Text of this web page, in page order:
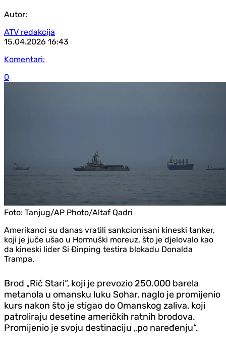
Autor:
ATV redakcija
15.04.2026 16:43
Komentari:
0
Foto: Tanjug/AP Photo/Altaf Qadri
Amerikanci su danas vratili sankcionisani kineski tanker,
koji je juče ušao u Hormuški moreuz, što je djelovalo kao
da kineski lider Si Đinping testira blokadu Donalda
Trampa.
Brod „Rič Stari“, koji je prevozio 250.000 barela
metanola u omansku luku Sohar, naglo je promijenio
kurs nakon što je stigao do Omanskog zaliva, koji
patroliraju desetine američkih ratnih brodova.
Promijenio je svoju destinaciju „po naređenju“.